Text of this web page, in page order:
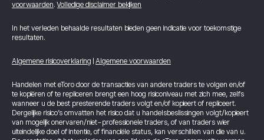
voorwaarden.Volledige disclaimer bekijken
In het verleden behaalde resultaten bieden geen indicatie voor toekomstige
resultaten.
Algemene risicoverklaring Algemene voorwaarden
Handelen met eToro door de transacties van andere traders te volgen en/of
te kopiëren of te repliceren brengt een hoog risiconiveau met zich mee, zelfs
wanneer u de best presterende traders volgt en/of kopieert of repliceert.
Dergelijke risico’s omvatten het risico dat u handelsbeslissingen volgt/kopieert
van mogelijk onervaren/niet-professionele traders, of van traders wier
uiteindelijke doel of intentie, of financiële status, kan verschillen van die van u.